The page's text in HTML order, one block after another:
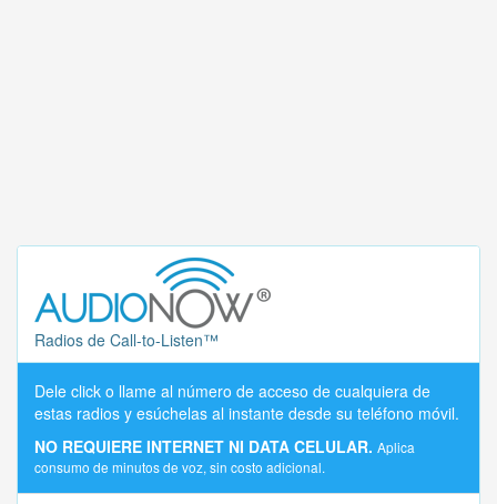
Radios de Call-to-Listen™
Dele click o llame al número de acceso de cualquiera de
estas radios y esúchelas al instante desde su teléfono móvil.
NO REQUIERE INTERNET NI DATA CELULAR. Aplica
consumo de minutos de voz, sin costo adicional.